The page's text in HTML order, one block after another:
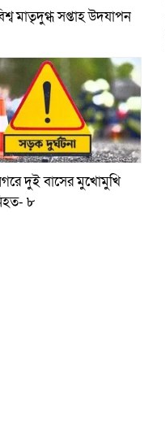
মাতৃদুগ্ধ সপ্তাহ উদযাপন
দুই বাসের মুখোমুখি
৮